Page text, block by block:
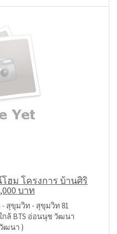
ฮม โครงการ บ้านศิริ
บาท
สุขุมวิท - สุขุมวิท 81
ล้ BTS อ่อนนุช วัฒนา
ฒนา )